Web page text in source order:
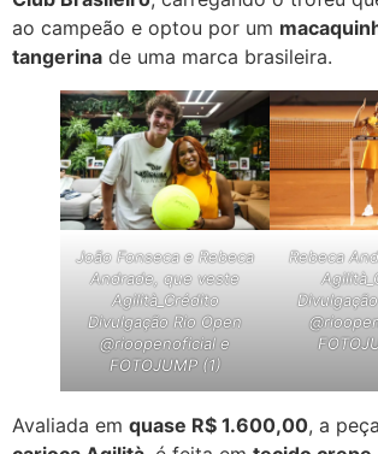
ao campeão e optou por um
tangerina de uma marca brasileira.
João Fonseca e Rebeca
Andrade, que veste
Agilità_Crédito
Divulgação Rio Open
@rioopenoficial e
FOTOJUMP (1)
Rebeca
Avaliada em quase R$ 1.600,00, a